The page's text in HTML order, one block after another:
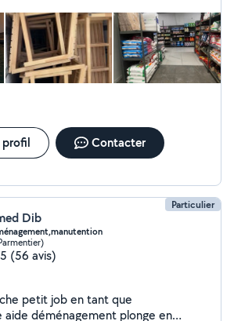
profil Contacter
Particulier
Dib
(56 avis)
petit job en tant que
aide déménagement plonge en